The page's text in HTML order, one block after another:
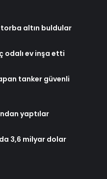
altın buldular
odalı ev inşa etti
tanker güvenli
yaptılar
3,6 milyar dolar